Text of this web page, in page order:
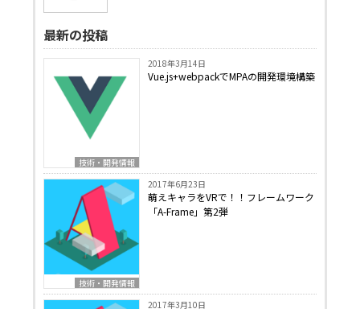
最新の投稿
技術・開発情報
2018年3月14日
Vue.js+webpackでMPAの開発環境構築
技術・開発情報
2017年6月23日
萌えキャラをVRで！！フレームワーク
「A-Frame」第2弾
2017年3月10日